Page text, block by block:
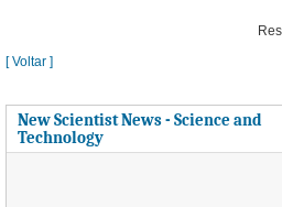
[ Voltar ]
New Scientist News - Science and
Technology